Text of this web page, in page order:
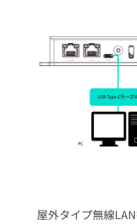
屋外タイプ無線